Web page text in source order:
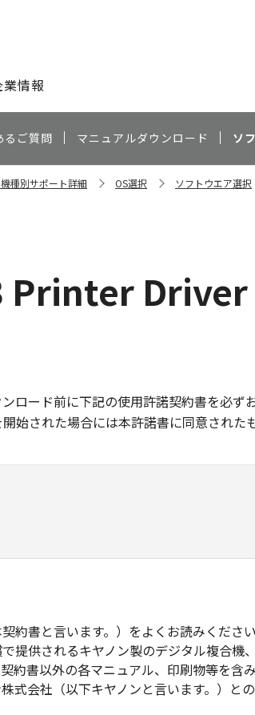
業情報
るご質問 マニュアルダウンロード ソ
種別サポート詳細 OS選択 ソフトウエア選択
Driver
ロード前に下記の使用許諾契約書を必ず
始された場合には本許諾書に同意された
約書と言います。）をよくお読みください
提供されるキヤノン製のデジタル複合
約書以外の各マニュアル、印刷物等を含
式会社（以下キヤノンと言います。）との